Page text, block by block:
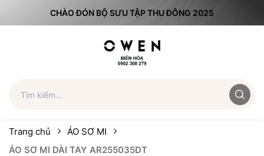
CHÀO ĐÓN BỘ SƯU TẬP THU ĐÔNG 2025
Trang chủ
ÁO SƠ MI
ÁO SƠ MI DÀI TAY AR255035DT